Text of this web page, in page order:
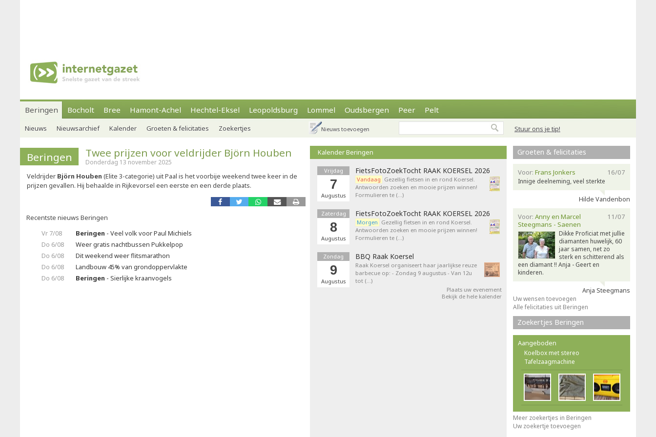
Beringen Bocholt Bree Hamont-Achel Hechtel-Eksel Leopoldsburg Lommel Oudsbergen Peer Pelt
Stuur ons je tip!
Nieuws Nieuwsarchief Kalender Groeten & felicitaties Zoekertjes Nieuws toevoegen
Beringen Twee prijzen voor veldrijder Björn Houben
Donderdag 13 november 2025
Veldrijder Björn Houben (Elite 3-categorie) uit Paal is het voorbije weekend twee keer in de
prijzen gevallen. Hij behaalde in Rijkevorsel een eerste en een derde plaats.
Recentste nieuws Beringen
Vr 7/08
Beringen - Veel volk voor Paul Michiels
Do 6/08
Weer gratis nachtbussen Pukkelpop
Do 6/08
Dit weekend weer flitsmarathon
Do 6/08
Landbouw 45% van grondoppervlakte
Do 6/08
Beringen - Sierlijke kraanvogels
Kalender Beringen
Vrijdag
7
Augustus
FietsFotoZoekTocht RAAK KOERSEL 2026
Vandaag Gezellig fietsen in en rond Koersel.
Antwoorden zoeken en mooie prijzen winnen!
Formulieren te (…)
Zaterdag
8
Augustus
FietsFotoZoekTocht RAAK KOERSEL 2026
Morgen Gezellig fietsen in en rond Koersel.
Antwoorden zoeken en mooie prijzen winnen!
Formulieren te (…)
Zondag
9
Augustus
BBQ Raak Koersel
Raak Koersel organiseert haar jaarlijkse reuze
barbecue op: - Zondag 9 augustus - Van 12u
tot (…)
Plaats uw evenement
Bekijk de hele kalender
Groeten & felicitaties
16/07
Voor: Frans Jonkers
Innige deelneming, veel sterkte
Hilde Vandenbon
11/07
Voor: Anny en Marcel
Steegmans - Saenen
Dikke Proficiat met jullie
diamanten huwelijk, 60
jaar samen, net zo
sterk en schitterend als
een diamant !! Anja - Geert en
kinderen.
Anja Steegmans
Uw wensen toevoegen
Alle felicitaties uit Beringen
Zoekertjes Beringen
Aangeboden
Koelbox met stereo
Tafelzaagmachine
Meer zoekertjes in Beringen
Uw zoekertje toevoegen